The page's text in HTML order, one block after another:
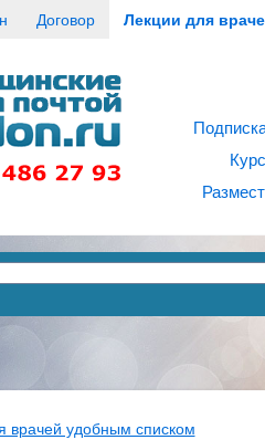
Договор Лекции для
врачей удобным списком